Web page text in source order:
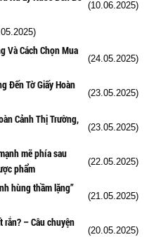
(10.06.2025)
Và Cách Chọn Mua
(24.05.2025)
Đến Tờ Giấy Hoàn
(23.05.2025)
Cảnh Thị Trường,
(23.05.2025)
mẽ phía sau
phẩm
(22.05.2025)
hùng thầm lặng”
(21.05.2025)
– Câu chuyện
(20.05.2025)